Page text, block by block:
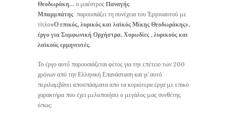
Θεοδωράκη… ο μαέστρος Παναγής
Μπαρμπάτης παρουσιάζει τη συνέχεια του Έργουαυτού με
τίτλο«Ο επικός, λυρικός και λαϊκός Μίκης Θεοδωράκης»,
έργο για Συμφωνική Ορχήστρα, Χορωδίες , λυρικούς και
λαϊκούς ερμηνευτές.
Το έργο αυτό́ παρουσιάζεται φέτος για την επέτειο των 200
χρόνων από την Ελληνική Επανάσταση και γι’ αυτό
περιλαμβάνει αποσπάσματα απο τα κυριότερα έργα με επικό
χαρακτήρα που έχει μελοποιήσει ο μεγάλος μας συνθέτης
όπως: